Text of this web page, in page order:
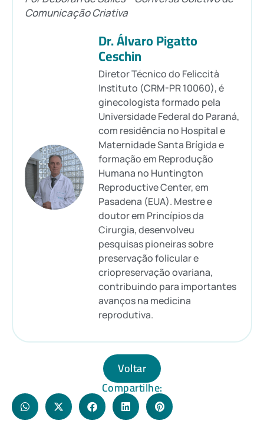
Comunicação Criativa
Dr. Álvaro Pigatto
Ceschin
Diretor Técnico do Feliccità
Instituto (CRM-PR 10060), é
ginecologista formado pela
Universidade Federal do Paraná,
com residência no Hospital e
Maternidade Santa Brígida e
formação em Reprodução
Humana no Huntington
Reproductive Center, em
Pasadena (EUA). Mestre e
doutor em Princípios da
Cirurgia, desenvolveu
pesquisas pioneiras sobre
preservação folicular e
criopreservação ovariana,
contribuindo para importantes
avanços na medicina
reprodutiva.
Voltar
Compartilhe: